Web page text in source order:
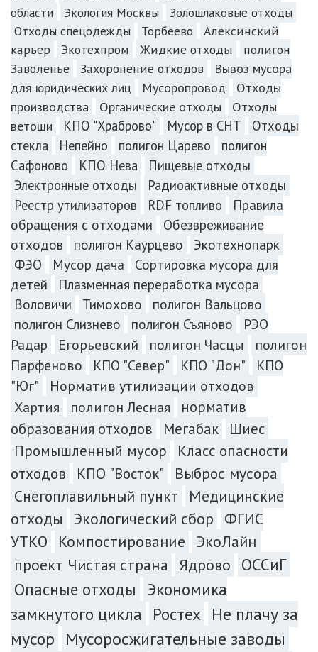
области
Экология Москвы
Золошлаковые отходы
Отходы спецодежды
Торбеево
Алексинский
карьер
Экотехпром Жидкие отходы
полигон
Заволенье
Захоронение отходов
Вывоз мусора
для юридических лиц
Мусоропровод
Отходы
производства
Органические отходы
Отходы
ветоши
КПО "Храброво" Мусор в СНТ
Отходы
стекла
Непейно полигон Царево
полигон
Сафоново
КПО Нева
Пищевые отходы
Электронные отходы
Радиоактивные отходы
Реестр утилизаторов
RDF топливо
Правила
обращения с отходами
Обезвреживание
отходов
полигон Каурцево
Экотехнопарк
ФЭО
Мусор дача
Сортировка мусора для
детей
Плазменная переработка мусора
Воловичи
Тимохово
полигон Вальцово
полигон Слизнево
полигон Съяново
РЭО
Радар
Егорьевский полигон Часцы
полигон
Парфеново
КПО "Север" КПО "Дон"
КПО
"Юг"
Норматив утилизации отходов
Хартия
полигон Лесная
норматив
образования отходов
Мегабак
Шиес
Промышленный мусор
Класс опасности
отходов
КПО "Восток"
Выброс мусора
Снегоплавильный пункт
Медицинские
отходы
Экологический сбор
ФГИС
УТКО
Компостирование
ЭкоЛайн
проект Чистая страна
Ядрово
ОССиГ
Опасные отходы
Экономика
замкнутого цикла
Ростех Не плачу за
мусор Мусоросжигательные заводы